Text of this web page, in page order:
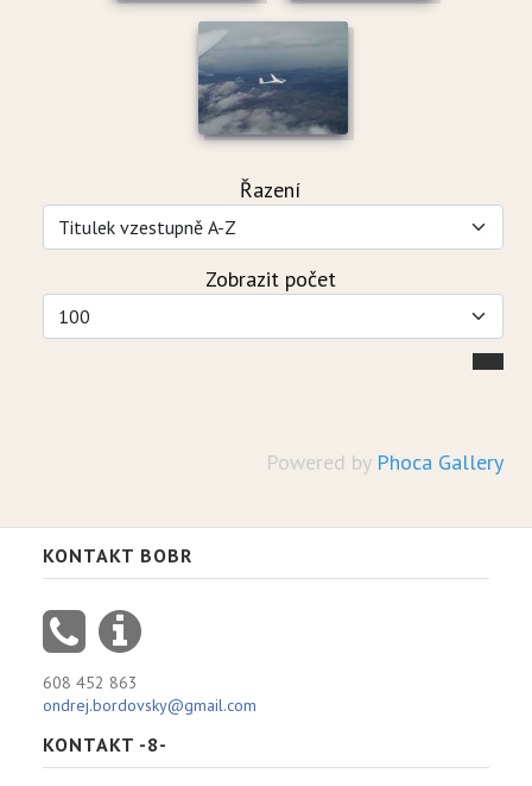
Řazení
Zobrazit počet
Powered by Phoca Gallery
KONTAKT BOBR
608 452 863
ondrej.bordovsky@gmail.com
KONTAKT -8-